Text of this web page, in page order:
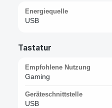
Energiequelle
USB
Tastatur
Empfohlene Nutzung
Gaming
Geräteschnittstelle
USB